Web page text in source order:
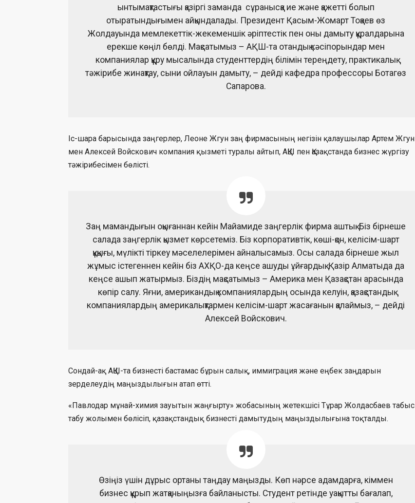
ынтымақтастығы қазіргі заманда сұранысқа ие және қажетті болып
отыратындығымен айқындалады. Президент Қасым-Жомарт Тоқаев өз
Жолдауында мемлекеттік-жекеменшік әріптестік пен оны дамыту құралдарына
ерекше көңіл бөлді. Мақсатымыз – АҚШ-та отандық кәсіпорындар мен
компаниялар құру мысалында студенттердің білімін тереңдету, практикалық
тәжірибе жинақтау, сыни ойлауын дамыту, – дейді кафедра профессоры Ботагөз
Сапарова.
Іс-шара барысында заңгерлер, Леоне Жгун заң фирмасының негізін қалаушылар Артем Жгун
мен Алексей Войскович компания қызметі туралы айтып, АҚШ пен Қазақстанда бизнес жүргізу
тәжірибесімен бөлісті.
Заң мамандығын оқығаннан кейін Майамиде заңгерлік фирма аштық. Біз бірнеше
салада заңгерлік қызмет көрсетеміз. Біз корпоративтік, көші-қон, келісім-шарт
құқығы, мүлікті тіркеу мәселелерімен айналысамыз. Осы салада бірнеше жыл
жұмыс істегеннен кейін біз АХҚО-да кеңсе ашуды ұйғардық. Қазір Алматыда да
кеңсе ашып жатырмыз. Біздің мақсатымыз – Америка мен Қазақстан арасында
көпір салу. Яғни, американдық компаниялардың осында келуін, қазақстандық
компаниялардың америкалықтармен келісім-шарт жасағанын қалаймыз, – дейді
Алексей Войскович.
Сондай-ақ АҚШ-та бизнесті бастамас бұрын салық, иммиграция және еңбек заңдарын
зерделеудің маңыздылығын атап өтті.
«Павлодар мұнай-химия зауытын жаңғырту» жобасының жетекшісі Тұрар Жолдасбаев табыс
табу жолымен бөлісіп, қазақстандық бизнесті дамытудың маңыздылығына тоқталды.
Өзіңіз үшін дұрыс ортаны таңдау маңызды. Көп нәрсе адамдарға, кіммен
бизнес құрып жатқаныңызға байланысты. Студент ретінде уақытты бағалап,